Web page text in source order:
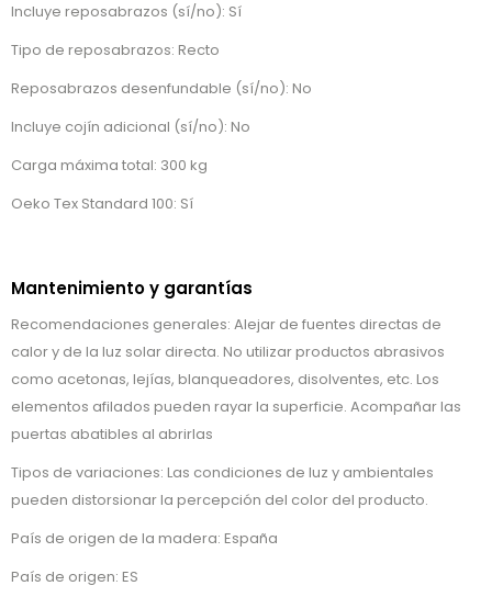
Incluye reposabrazos (sí/no): Sí
Tipo de reposabrazos: Recto
Reposabrazos desenfundable (sí/no): No
Incluye cojín adicional (sí/no): No
Carga máxima total: 300 kg
Oeko Tex Standard 100: Sí
Mantenimiento y garantías
Recomendaciones generales: Alejar de fuentes directas de
calor y de la luz solar directa. No utilizar productos abrasivos
como acetonas, lejías, blanqueadores, disolventes, etc. Los
elementos afilados pueden rayar la superficie. Acompañar las
puertas abatibles al abrirlas
Tipos de variaciones: Las condiciones de luz y ambientales
pueden distorsionar la percepción del color del producto.
País de origen de la madera: España
País de origen: ES